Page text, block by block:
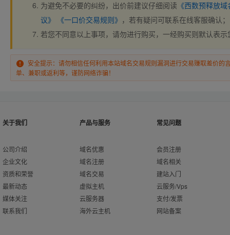
为避免不必要的纠纷，出价前建议仔细阅读 《西数预释放
议》
《一口价交易规则》 ，若有疑问可联系在线客服确认；
若您不同意以上事项，请勿进行购买，一经购买则默认表
安全提示：请勿相信任何利用本站域名交易规则漏洞进行交易赚取差价的
单、兼职或返利等，谨防网络诈骗！
关于我们
公司介绍
企业文化
资质和荣誉
最新动态
媒体关注
联系我们
产品与服务
域名优惠
域名注册
域名交易
虚拟主机
云服务器
海外云主机
常见问题
会员注册
域名相关
建站入门
云服务/Vps
支付/发票
网站备案